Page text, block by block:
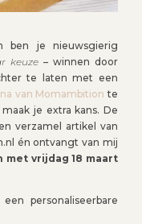
ben je nieuwsgierig
keuze – winnen door
te laten met een
van Momambition te
je extra kans. De
verzamel artikel van
én ontvangt van mij
vrijdag 18 maart
personaliseerbare